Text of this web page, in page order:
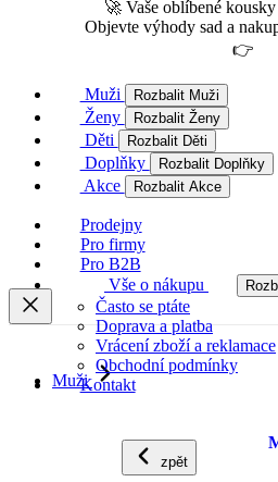
🚀 Vaše oblíbené
Objevte výhody sad a
👉
Muži Rozbalit Muži
Ženy Rozbalit Ženy
Děti Rozbalit Děti
Doplňky Rozbalit Doplňky
Akce Rozbalit Akce
Prodejny
Pro firmy
Pro B2B
Vše o nákupu
Často se ptáte
Doprava a platba
Vrácení zboží a reklamace
Obchodní podmínky
Kontakt
Muži
zpět